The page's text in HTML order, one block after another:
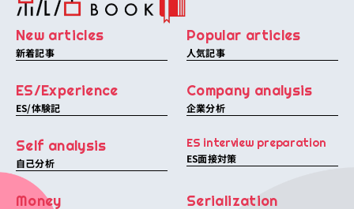
New articles
新着記事
Popular articles
人気記事
ES/Experience
ES/体験記
Company analysis
企業分析
Self analysis
自己分析
ES interview preparation
ES面接対策
Money Serialization